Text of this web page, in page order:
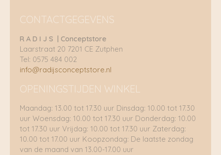
CONTACTGEGEVENS
R A D I J S | Conceptstore
Laarstraat 20 7201 CE Zutphen
Tel: 0575 484 002
info@radijsconceptstore.nl
OPENINGSTIJDEN WINKEL
Maandag: 13.00 tot 17.30 uur Dinsdag: 10.00 tot 17.30
uur Woensdag: 10.00 tot 17.30 uur Donderdag: 10.00
tot 17.30 uur Vrijdag: 10.00 tot 17.30 uur Zaterdag:
10.00 tot 17.00 uur Koopzondag: De laatste zondag
van de maand van 13.00-17.00 uur